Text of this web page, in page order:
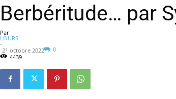
Berbéritude… par
Par
LOURS
-
21 octobre 2022
0
4439